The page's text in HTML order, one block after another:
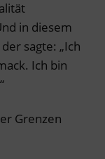
in diesem
sagte: „Ich
Ich bin
Grenzen